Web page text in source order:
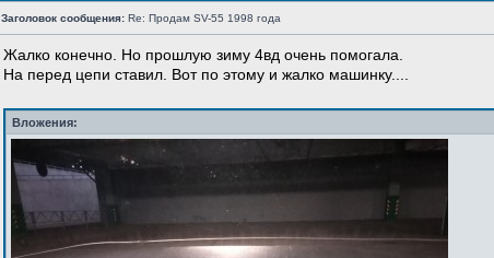
Заголовок сообщения: Re: Продам SV-55 1998 года
Жалко конечно. Но прошлую зиму 4вд очень помогала.
На перед цепи ставил. Вот по этому и жалко машинку....
Вложения: